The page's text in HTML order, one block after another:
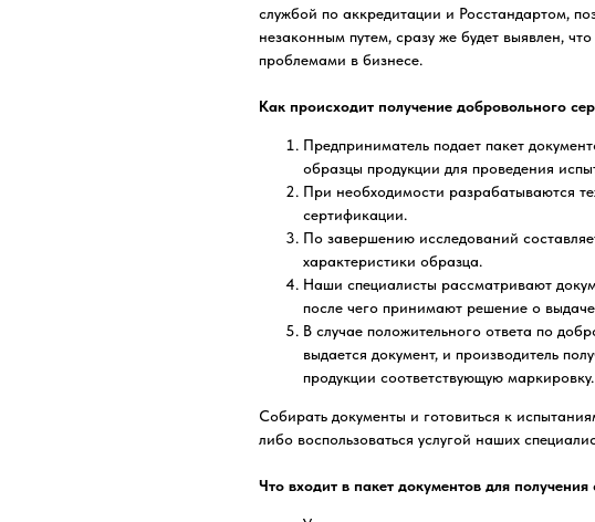
службой по аккредитации и Росстандартом,
незаконным путем, сразу же будет выявлен,
проблемами в бизнесе.
Как происходит получение добровольного
Предприниматель подает пакет
образцы продукции для проведения
При необходимости разрабатываются
сертификации.
По завершению исследований
характеристики образца.
Наши специалисты рассматривают
после чего принимают решение о
В случае положительного ответа по
выдается документ, и производитель
продукции соответствующую маркировку.
Собирать документы и готовиться к
либо воспользоваться услугой наших
Что входит в пакет документов для